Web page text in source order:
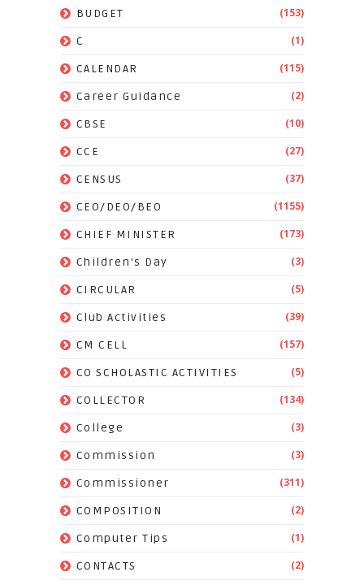
BUDGET (153)
C (1)
CALENDAR (115)
Career Guidance (2)
CBSE (10)
CCE (27)
CENSUS (37)
CEO/DEO/BEO (1155)
CHIEF MINISTER (173)
Children's Day (3)
CIRCULAR (5)
Club Activities (39)
CM CELL (157)
CO SCHOLASTIC ACTIVITIES (5)
COLLECTOR (134)
College (3)
Commission (3)
Commissioner (311)
COMPOSITION (2)
Computer Tips (1)
CONTACTS (2)